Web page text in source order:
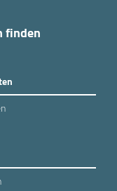
finden